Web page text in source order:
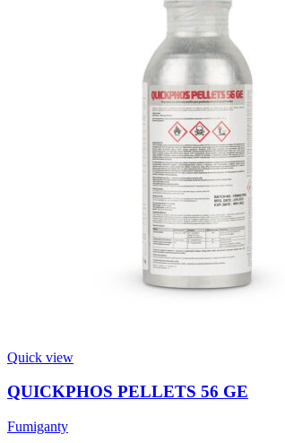
Quick view
QUICKPHOS PELLETS 56 GE
Fumiganty